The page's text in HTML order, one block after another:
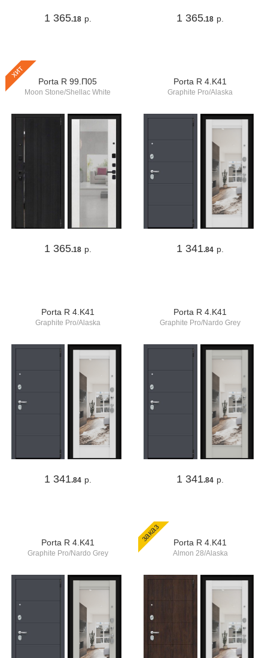
1 365.18 р. 1 365.18 р.
хит
Porta R 99.П05
Moon Stone/Shellac White
1 365.18 р.
Porta R 4.K41
Graphite Pro/Alaska
1 341.84 р.
Porta R 4.K41
Graphite Pro/Alaska
1 341.84 р.
Porta R 4.K41
Graphite Pro/Nardo Grey
1 341.84 р.
Porta R 4.K41
Graphite Pro/Nardo Grey
заказ Porta R 4.K41
Almon 28/Alaska